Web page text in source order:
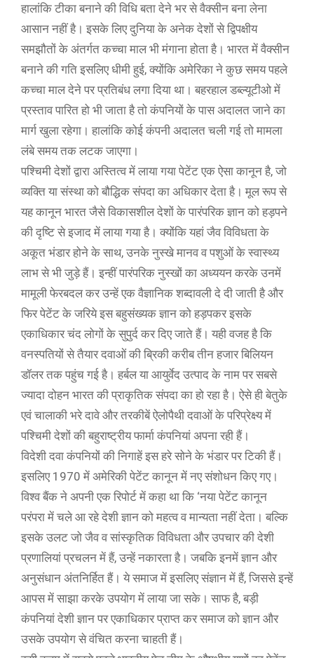
हालांकि टीका बनाने की विधि बता देने भर से वैक्सीन बना लेना
आसान नहीं है। इसके लिए दुनिया के अनेक देशों से द्विपक्षीय
समझौतों के अंतर्गत कच्चा माल भी मंगाना होता है। भारत में वैक्सीन
बनाने की गति इसलिए धीमी हुई, क्योंकि अमेरिका ने कुछ समय पहले
कच्चा माल देने पर प्रतिबंध लगा दिया था। बहरहाल डब्ल्यूटीओ में
प्रस्ताव पारित हो भी जाता है तो कंपनियों के पास अदालत जाने का
मार्ग खुला रहेगा। हालांकि कोई कंपनी अदालत चली गई तो मामला
लंबे समय तक लटक जाएगा।
पश्चिमी देशों द्वारा अस्तित्व में लाया गया पेटेंट एक ऐसा कानून है, जो
व्यक्ति या संस्था को बौद्धिक संपदा का अधिकार देता है। मूल रूप से
यह कानून भारत जैसे विकासशील देशों के पारंपरिक ज्ञान को हड़पने
की दृष्टि से इजाद में लाया गया है। क्योंकि यहां जैव विविधता के
अकूत भंडार होने के साथ, उनके नुस्खे मानव व पशुओं के स्वास्थ्य
लाभ से भी जुड़े हैं। इन्हीं पारंपरिक नुस्खों का अध्ययन करके उनमें
मामूली फेरबदल कर उन्हें एक वैज्ञानिक शब्दावली दे दी जाती है और
फिर पेटेंट के जरिये इस बहुसंख्यक ज्ञान को हड़पकर इसके
एकाधिकार चंद लोगों के सुपुर्द कर दिए जाते हैं। यही वजह है कि
वनस्पतियों से तैयार दवाओं की ब्रिकी करीब तीन हजार बिलियन
डॉलर तक पहुंच गई है। हर्बल या आयुर्वेद उत्पाद के नाम पर सबसे
ज्यादा दोहन भारत की प्राकृतिक संपदा का हो रहा है। ऐसे ही बेतुके
एवं चालाकी भरे दावे और तरकीबें ऐलोपैथी दवाओं के परिप्रेक्ष्य में
पश्चिमी देशों की बहुराष्ट्रीय फार्मा कंपनियां अपना रही हैं।
विदेशी दवा कंपनियों की निगाहें इस हरे सोने के भंडार पर टिकी हैं।
इसलिए 1970 में अमेरिकी पेटेंट कानून में नए संशोधन किए गए।
विश्व बैंक ने अपनी एक रिपोर्ट में कहा था कि ‘नया पेटेंट कानून
परंपरा में चले आ रहे देशी ज्ञान को महत्व व मान्यता नहीं देता। बल्कि
इसके उलट जो जैव व सांस्कृतिक विविधता और उपचार की देशी
प्रणालियां प्रचलन में हैं, उन्हें नकारता है। जबकि इनमें ज्ञान और
अनुसंधान अंतनिर्हित हैं। ये समाज में इसलिए संज्ञान में हैं, जिससे इन्हें
आपस में साझा करके उपयोग में लाया जा सके। साफ है, बड़ी
कंपनियां देशी ज्ञान पर एकाधिकार प्राप्त कर समाज को ज्ञान और
उसके उपयोग से वंचित करना चाहती हैं।